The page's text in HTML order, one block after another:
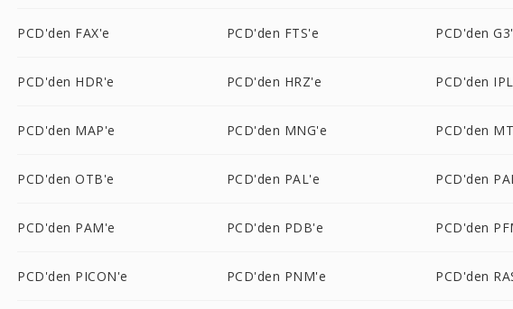
PCD'den FAX'e PCD'den FTS'e PCD'den
PCD'den HDR'e PCD'den HRZ'e PCD'den
PCD'den MAP'e PCD'den MNG'e PCD'den
PCD'den OTB'e PCD'den PAL'e PCD'den
PCD'den PAM'e PCD'den PDB'e PCD'den
PCD'den PICON'e PCD'den PNM'e PCD'den